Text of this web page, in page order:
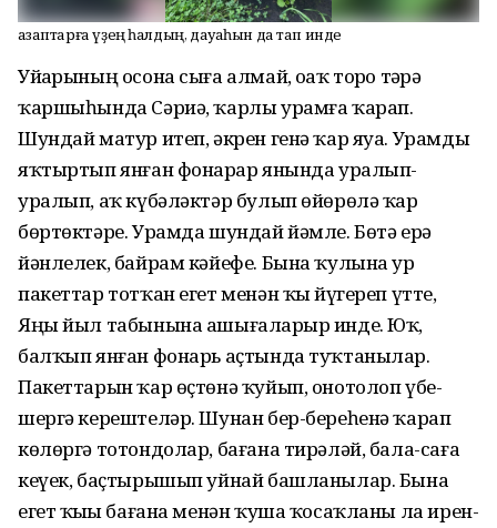
Ғазаптарға үҙең һалдың, дауаһын да тап инде
Уйҙарының осона сыға алмай, оҙаҡ торҙо тәҙрә
ҡаршыһында Сәриә, ҡарлы урамға ҡарап.
Шундай матур итеп, әкрен генә ҡар яуа. Урамды
яҡтыртып янған фо­нар­ҙар янында уралып-
уралып, аҡ күбәләктәр булып өйөрөлә ҡар
бөртөктәре. Урамда шундай йәмле. Бөтә ерҙә
йәнлелек, байрам кәйе­фе. Бына ҡулына ҙур
пакеттар тот­ҡан егет менән ҡыҙ йүгереп үтте,
Яңы йыл табынына ашығаларҙыр инде. Юҡ,
балҡып янған фонарь аҫтында туҡтанылар.
Пакеттарын ҡар өҫтөнә ҡуйып, онотолоп үбе­
шергә керештеләр. Шунан бер-береһенә ҡарап
көлөргә тотондолар, бағана тирәләй, бала-саға
кеүек, баҫтырышып уйнай башланылар. Бына
егет ҡыҙҙы бағана ме­нән ҡуша ҡосаҡланы ла ирен­